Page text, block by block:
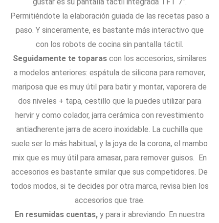
Permitiéndote la elaboración guiada de las recetas paso a
paso. Y sinceramente, es bastante más interactivo que
con los robots de cocina sin pantalla táctil.
Seguidamente te toparascon los accesorios, similares
a modelos anteriores: espátula de silicona para remover,
mariposa que es muy útil para batir y montar, vaporera de
dos niveles + tapa, cestillo que la puedes utilizar para
hervir y como colador, jarra cerámica con revestimiento
antiadherente jarra de acero inoxidable. La cuchilla que
suele ser lo más habitual, y la joya de la corona, el mambo
mix que es muy útil para amasar, para remover guisos. En
accesorios es bastante similar que sus competidores. De
todos modos, si te decides por otra marca, revisa bien los
accesorios que trae.
En resumidas cuentas,y para ir abreviando. En nuestra